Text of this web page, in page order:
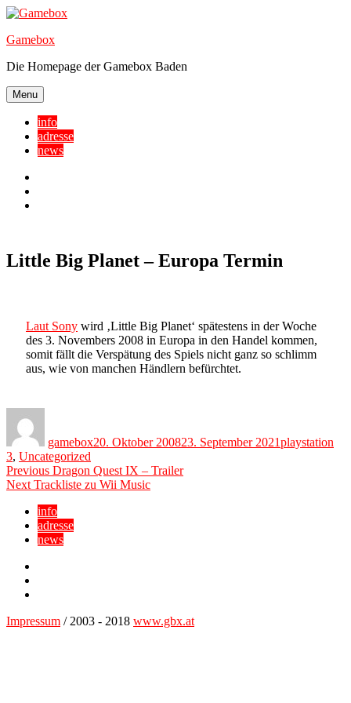
Skip
content
Gamebox
Die Homepage der Gamebox Baden
Menu
info
adresse
news
Little Big Planet – Europa Termin
Laut Sony wird ‚Little Big Planet‘ spätestens in der Woche
des 3. Novembers 2008 in Europa in den Handel kommen,
somit fällt die Verspätung des Spiels nicht ganz so schlimm
aus, wie von manchen Händlern befürchtet.
gamebox20. Oktober 200823. September 2021playstation
3, Uncategorized
Beitragsnavigation
Previous Previous
post:
Dragon Quest IX – Trailer
Next Next
Trackliste zu Wii Music
info
adresse
news
Impressum / 2003 - 2018 www.gbx.at